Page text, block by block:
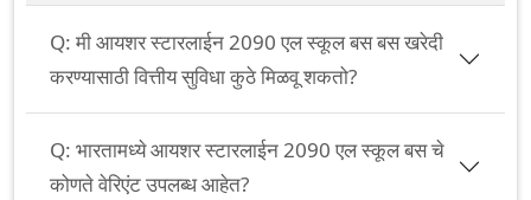
Q: मी आयशर स्टारलाईन 2090 एल स्कूल बस बस खरेदी
करण्यासाठी वित्तीय सुविधा कुठे मिळवू शकतो?
Q: भारतामध्ये आयशर स्टारलाईन 2090 एल स्कूल बस चे
कोणते वेरिएंट उपलब्ध आहेत?